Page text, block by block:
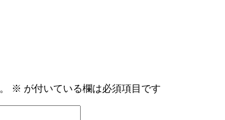
※ が付いている欄は必須項目です